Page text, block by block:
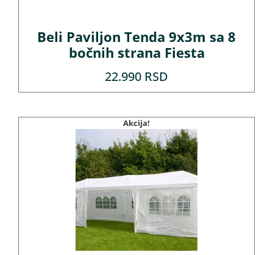
Beli Paviljon Tenda 9x3m sa 8
bočnih strana Fiesta
22.990 RSD
Akcija!